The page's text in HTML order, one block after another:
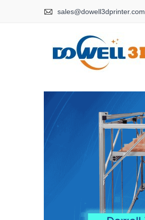
 sales@dowell3dprinter.com